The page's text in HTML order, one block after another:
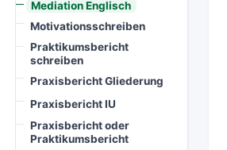
Mediation Englisch
Motivationsschreiben
Praktikumsbericht
schreiben
Praxisbericht Gliederung
Praxisbericht IU
Praxisbericht oder
Praktikumsbericht